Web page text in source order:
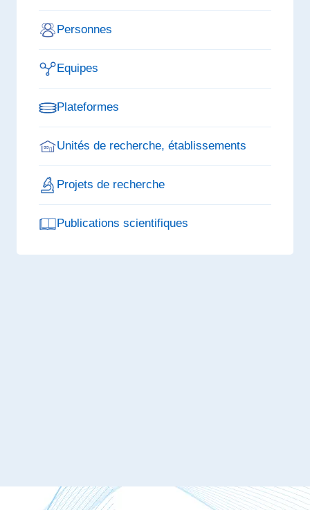
Personnes
Equipes
Plateformes
Unités de recherche, établissements
Projets de recherche
Publications scientifiques